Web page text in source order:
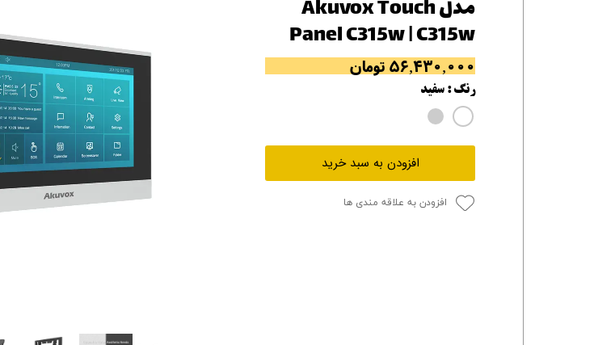
پنل ثبت پروژه ویژه کارکنان
پنل ثبت قراردادهای سازمانی پرسنل
مدل Akuvox Touch
Panel C315w | C315w
۵۶,۴۳۰,۰۰۰ تومان
رنگ: سفید
افزودن به سبد خرید
افزودن به علاقه مندی ها